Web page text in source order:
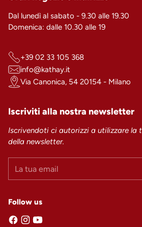
Dal lunedì al sabato - 9.30 alle 19.30
Domenica: dalle 10.30 alle 19
+39 02 33 105 368
info@kathay.it
Via Canonica, 54 20154 - Milano
Iscriviti alla nostra newsletter
Iscrivendoti ci autorizzi a utilizzare la
della newsletter.
tua
Follow us